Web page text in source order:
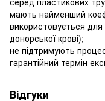
мають найменший
використовується
донорської крові);
не підтримують
гарантійний термін
Відгуки